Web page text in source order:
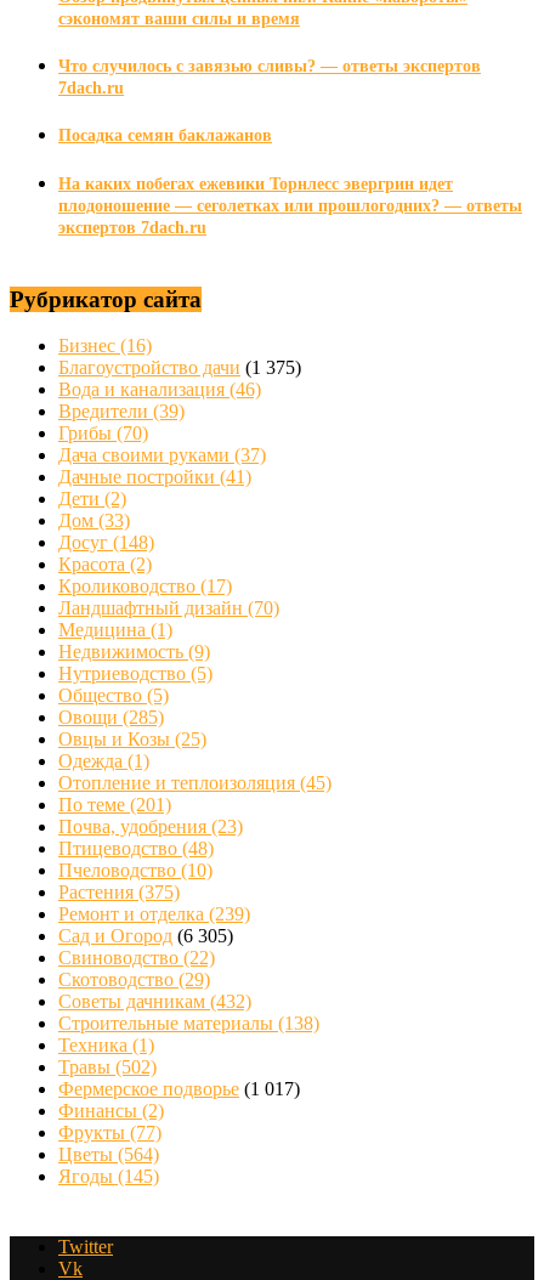
сэкономят ваши силы и время
Что случилось с завязью сливы? — ответы экспертов
7dach.ru
Посадка семян баклажанов
На каких побегах ежевики Торнлесс эвергрин идет
плодоношение — сеголетках или прошлогодних? — ответы
экспертов 7dach.ru
Рубрикатор сайта
Бизнес (16)
Благоустройство дачи (1 375)
Вода и канализация (46)
Вредители (39)
Грибы (70)
Дача своими руками (37)
Дачные постройки (41)
Дети (2)
Дом (33)
Досуг (148)
Красота (2)
Кролиководство (17)
Ландшафтный дизайн (70)
Медицина (1)
Недвижимость (9)
Нутриеводство (5)
Общество (5)
Овощи (285)
Овцы и Козы (25)
Одежда (1)
Отопление и теплоизоляция (45)
По теме (201)
Почва, удобрения (23)
Птицеводство (48)
Пчеловодство (10)
Растения (375)
Ремонт и отделка (239)
Сад и Огород (6 305)
Свиноводство (22)
Скотоводство (29)
Советы дачникам (432)
Строительные материалы (138)
Техника (1)
Травы (502)
Фермерское подворье (1 017)
Финансы (2)
Фрукты (77)
Цветы (564)
Ягоды (145)
Twitter
Vk